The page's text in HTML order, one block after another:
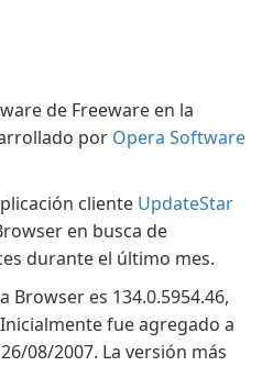
de Freeware en la
por Opera Software
cliente UpdateStar
en busca de
durante el último mes.
Browser es 134.0.5954.46,
fue agregado a
08/2007. La versión más